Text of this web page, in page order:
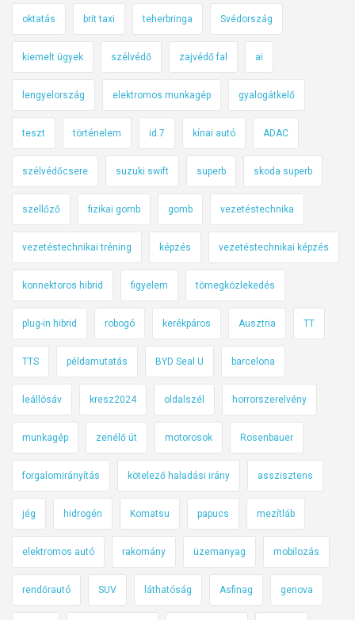
oktatás brit taxi teherbringa Svédország
kiemelt ügyek szélvédő zajvédő fal ai
lengyelország elektromos munkagép gyalogátkelő
teszt történelem id.7 kínai autó ADAC
szélvédőcsere suzuki swift superb skoda superb
szellőző fizikai gomb gomb vezetéstechnika
vezetéstechnikai tréning képzés vezetéstechnikai képzés
konnektoros hibrid figyelem tömegközlekedés
plug-in hibrid robogó kerékpáros Ausztria TT
TTS példamutatás BYD Seal U barcelona
leállósáv kresz2024 oldalszél horrorszerelvény
munkagép zenélő út motorosok Rosenbauer
forgalomirányítás kötelező haladási irány asszisztens
jég hidrogén Komatsu papucs mezítláb
elektromos autó rakomány üzemanyag mobilozás
rendőrautó SUV láthatóság Asfinag genova